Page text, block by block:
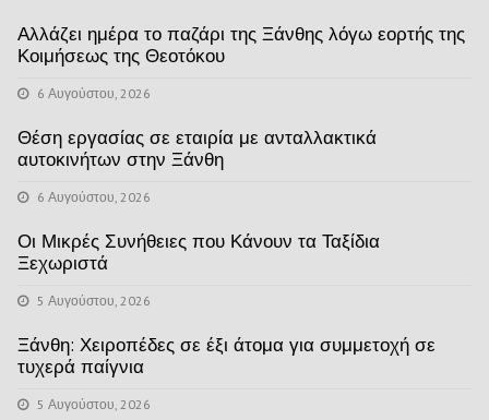
Αλλάζει ημέρα το παζάρι της Ξάνθης λόγω εορτής της
Κοιμήσεως της Θεοτόκου
6 Αυγούστου, 2026
Θέση εργασίας σε εταιρία με ανταλλακτικά
αυτοκινήτων στην Ξάνθη
6 Αυγούστου, 2026
Οι Μικρές Συνήθειες που Κάνουν τα Ταξίδια
Ξεχωριστά
5 Αυγούστου, 2026
Ξάνθη: Χειροπέδες σε έξι άτομα για συμμετοχή σε
τυχερά παίγνια
5 Αυγούστου, 2026